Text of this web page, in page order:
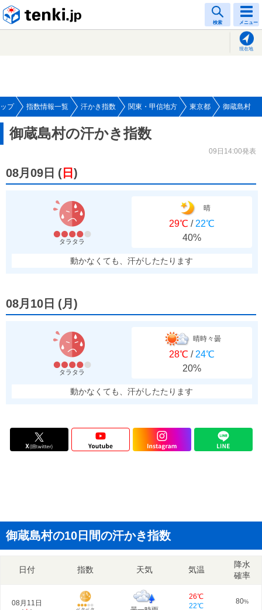
検索 メニュー
現在地
プ 指数情報一覧 汗かき指数 関東・甲信地方 東京都 御蔵島村
御蔵島村の汗かき指数
09日14:00発表
08月09日 ( 日 )
タラタラ
晴
29℃ / 22℃
40%
動かなくても、汗がしたたります
08月10日 (月 )
タラタラ
晴時々曇
28℃ / 24℃
20%
動かなくても、汗がしたたります
御蔵島村の10日間の汗かき指数
日付 指数 天気 気温
降水
確率
08月11日
26℃
22℃
80%